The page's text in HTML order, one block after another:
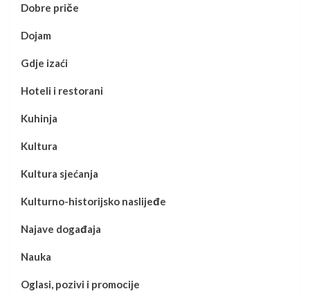
Dobre priče
Dojam
Gdje izaći
Hoteli i restorani
Kuhinja
Kultura
Kultura sjećanja
Kulturno-historijsko naslijeđe
Najave događaja
Nauka
Oglasi, pozivi i promocije